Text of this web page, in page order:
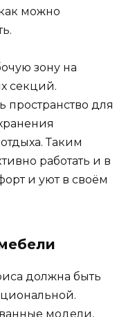
можно
зону на
секций.
для
Таким
работать и в
и уют в своём
должна быть
модели,